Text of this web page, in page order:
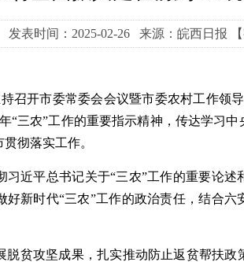
发表时间：2025-02-26 来源：皖西日报
召开市委常委会会议暨市委农村工作领
“三农”工作的重要指示精神，传达学习
彻落实工作。
习近平总书记关于“三农”工作的重要论
好新时代“三农”工作的政治责任，结合
脱贫攻坚成果，扎实推动防止返贫帮扶